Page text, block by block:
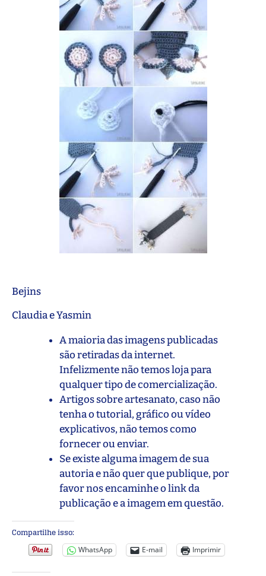
Bejins
Claudia e Yasmin
A maioria das imagens publicadas
são retiradas da internet.
Infelizmente não temos loja para
qualquer tipo de comercialização.
Artigos sobre artesanato, caso não
tenha o tutorial, gráfico ou vídeo
explicativos, não temos como
fornecer ou enviar.
Se existe alguma imagem de sua
autoria e não quer que publique, por
favor nos encaminhe o link da
publicação e a imagem em questão.
Compartilhe isso:
WhatsApp E-mail Imprimir